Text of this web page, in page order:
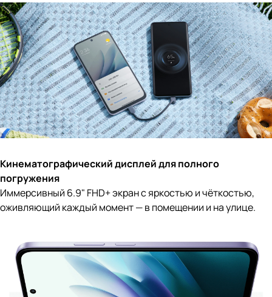
Кинематографический дисплей для полного
погружения
Иммерсивный 6.9" FHD+ экран с яркостью и чёткостью,
оживляющий каждый момент — в помещении и на улице.